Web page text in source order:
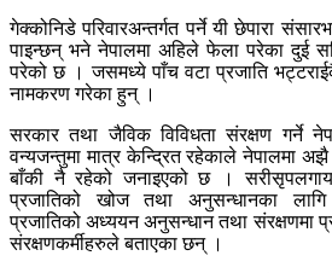
गेक्कोनिडे परिवारअन्तर्गत पर्ने यी छेपारा
पाइन्छन् भने नेपालमा अहिले फेला परेका दुई
परेको छ । जसमध्ये पाँच वटा प्रजाति
नामकरण गरेका हुन् ।
सरकार तथा जैविक विविधता संरक्षण गर्ने
वन्यजन्तुमा मात्र केन्द्रित रहेकाले नेपालमा
बाँकी नै रहेको जनाइएको छ ।
प्रजातिको खोज तथा अनुसन्धानका
प्रजातिको अध्ययन अनुसन्धान तथा संरक्षणमा
संरक्षणकर्मीहरुले बताएका छन् ।